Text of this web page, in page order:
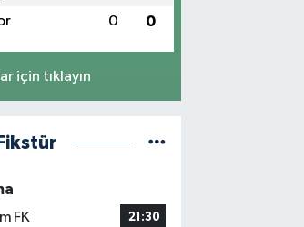
0 0
için tıklayın
FK
21:30